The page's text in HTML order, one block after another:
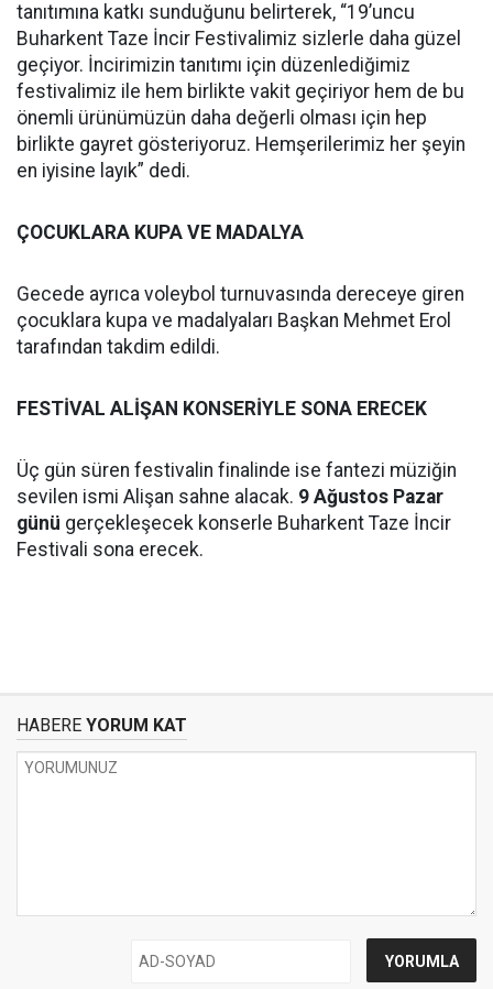
tanıtımına katkı sunduğunu belirterek, “19’uncu
Buharkent Taze İncir Festivalimiz sizlerle daha güzel
geçiyor. İncirimizin tanıtımı için düzenlediğimiz
festivalimiz ile hem birlikte vakit geçiriyor hem de bu
önemli ürünümüzün daha değerli olması için hep
birlikte gayret gösteriyoruz. Hemşerilerimiz her şeyin
en iyisine layık” dedi.
ÇOCUKLARA KUPA VE MADALYA
Gecede ayrıca voleybol turnuvasında dereceye giren
çocuklara kupa ve madalyaları Başkan Mehmet Erol
tarafından takdim edildi.
FESTİVAL ALİŞAN KONSERİYLE SONA ERECEK
Üç gün süren festivalin finalinde ise fantezi müziğin
sevilen ismi Alişan sahne alacak. 9 Ağustos Pazar
günü gerçekleşecek konserle Buharkent Taze İncir
Festivali sona erecek.
HABERE YORUM KAT